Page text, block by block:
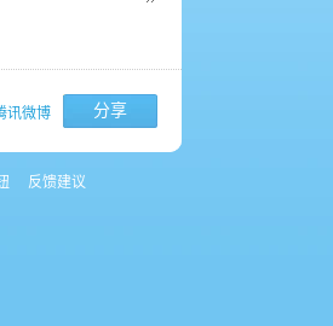
讯微博 分享
反馈建议